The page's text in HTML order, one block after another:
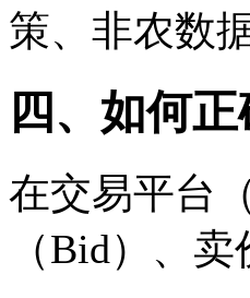
策、非农数
四、如何
在交易平台
（Bid）、